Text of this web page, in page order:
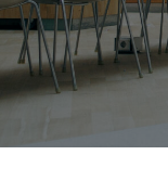
Opleidingen
Werkgevers